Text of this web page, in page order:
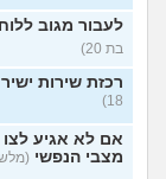
לעבור מגוב
בת 20)
רכזת שירות ישיר
18)
אם לא אגיע לצו
מצבי הנפשי